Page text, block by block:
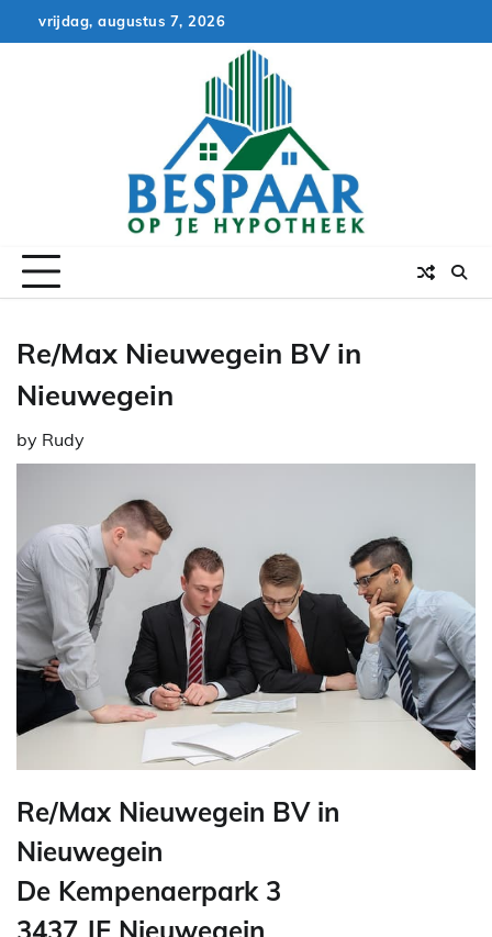
to
vrijdag, augustus 7, 2026
Re/Max Nieuwegein BV in
Nieuwegein
by Rudy
Re/Max Nieuwegein BV in
Nieuwegein
De Kempenaerpark 3
3437 JE Nieuwegein